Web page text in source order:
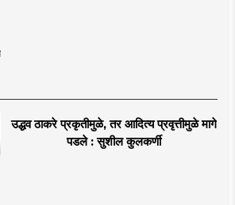
उद्धव ठाकरे प्रकृतीमुळे, तर आदित्य प्रवृत्तीमुळे मागे
पडले : सुशील कुलकर्णी